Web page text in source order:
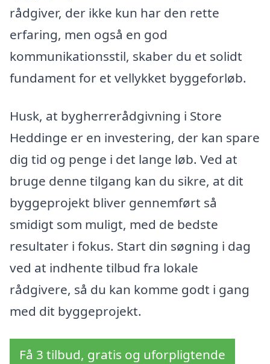
rådgiver, der ikke kun har den rette
erfaring, men også en god
kommunikationsstil, skaber du et solidt
fundament for et vellykket byggeforløb.
Husk, at bygherrerådgivning i Store
Heddinge er en investering, der kan spare
dig tid og penge i det lange løb. Ved at
bruge denne tilgang kan du sikre, at dit
byggeprojekt bliver gennemført så
smidigt som muligt, med de bedste
resultater i fokus. Start din søgning i dag
ved at indhente tilbud fra lokale
rådgivere, så du kan komme godt i gang
med dit byggeprojekt.
Få 3 tilbud, gratis og uforpligtende